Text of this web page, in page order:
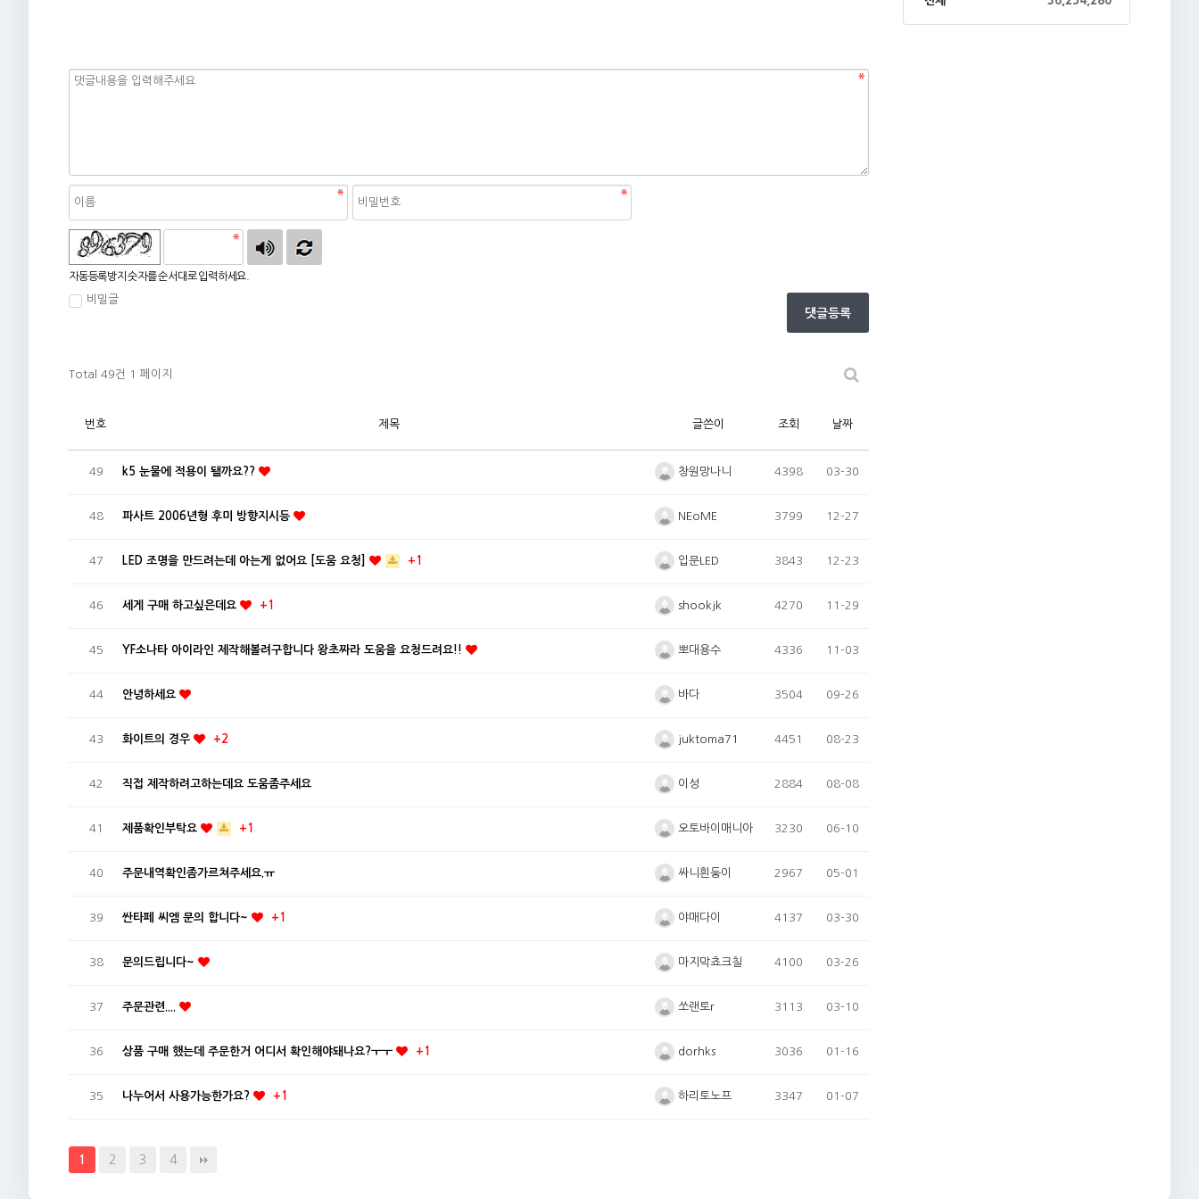
자동등록방지
자동등록방지 숫자를 순서대로 입력하세요.
비밀글
댓글등록
Total 49건 1 페이지
번호 제목 글쓴이 조회 날짜
49 k5 눈물에 적용이 됄까요?? 창원망나니 4398 03-30
48 파사트 2006년형 후미 방향지시등 NEoME 3799 12-27
47 LED 조명을 만드려는데 아는게 없어요 [도움 요청] +1 입문LED 3843 12-23
46 세게 구매 하고싶은데요 +1 shookjk 4270 11-29
45 YF소나타 아이라인 제작해볼려구합니다 왕초짜라 도움을 요청드려요!! 뽀대용수 4336 11-03
44 안녕하세요 바다 3504 09-26
43 화이트의 경우 +2 juktoma71 4451 08-23
42 직접 제작하려고하는데요 도움좀주세요 이성 2884 08-08
41 제품확인부탁요 +1 오토바이매니아 3230 06-10
40 주문내역확인좀가르쳐주세요.ㅠ 싸니흰둥이 2967 05-01
39 싼타페 씨엠 문의 합니다~ +1 야매다이 4137 03-30
38 문의드립니다~ 마지막쵸크칠 4100 03-26
37 주문관련.... 쏘랜토r 3113 03-10
36 상품 구매 했는데 주문한거 어디서 확인해야돼나요?ㅜㅜ +1 dorhks 3036 01-16
35 나누어서 사용가능한가요? +1 하리토노프 3347 01-07
1 2 3 4